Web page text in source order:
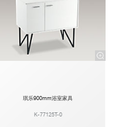
琪乐900mm浴室家具
K-77125T-0